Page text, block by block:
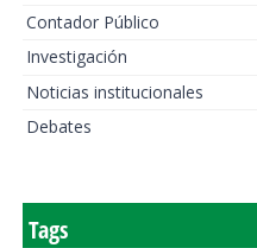
Contador Público
Investigación
Noticias institucionales
Debates
Tags